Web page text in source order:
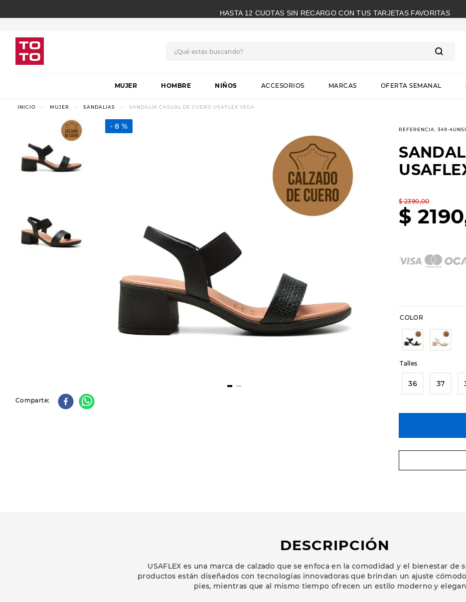
HASTA 12 CUOTAS SIN RECARGO CON TUS TARJETAS FAVORITAS
MUJER HOMBRE NIÑOS ACCESORIOS MARCAS OFERTA SEMANAL
MUJER SANDALIAS SANDALIA CASUAL DE CUERO USAFLEX VEGA
8 %
Comparte
REFERENCIA:349-
$ 2390,00
$ 2190
COLOR
Talles
36 37
DESCRIPCIÓN
USAFLEX es una marca de calzado que se enfoca en la comodidad y el bienestar de
productos están diseñados con tecnologías innovadoras que brindan un ajuste
pies, mientras que al mismo tiempo ofrecen un estilo moderno y
1.
botas
2 .
skechers
3
slip-ins
botas dama